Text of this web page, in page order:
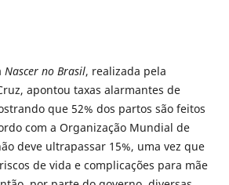
Nascer no Brasil, realizada pela
apontou taxas alarmantes de
que 52% dos partos são feitos
com a Organização Mundial de
deve ultrapassar 15%, uma vez que
de vida e complicações para mãe